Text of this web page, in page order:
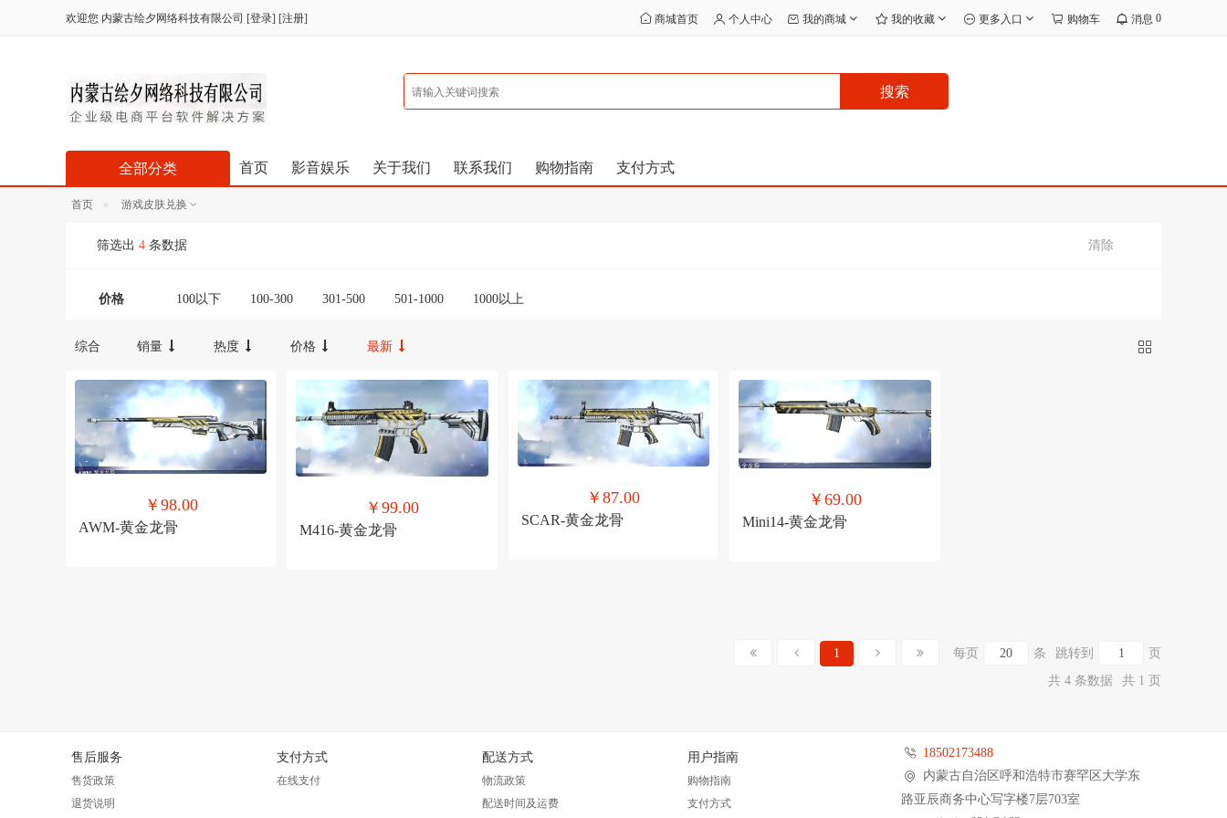
欢迎您 内蒙古绘夕网络科技有限公司 [登录] [注册] 商城首页 个人中心 我的商城 我的收藏 更多入口 购物车 消息 0
搜索
首页 影音娱乐 关于我们 联系我们 购物指南 支付方式
全部分类
首页 游戏皮肤兑换
筛选出 4 条数据 清除
价格 100以下 100-300 301-500 501-1000 1000以上
综合 销量 热度 价格 最新
￥98.00
AWM-黄金龙骨
￥99.00
M416-黄金龙骨
￥87.00
SCAR-黄金龙骨
￥69.00
Mini14-黄金龙骨
1 每页 条 跳转到
页
共 4 条数据
共 1 页
售后服务
售货政策
退货说明
支付方式
在线支付
配送方式
物流政策
配送时间及运费
用户指南
购物指南
支付方式
18502173488
内蒙古自治区呼和浩特市赛罕区大学东
路亚辰商务中心写字楼7层703室